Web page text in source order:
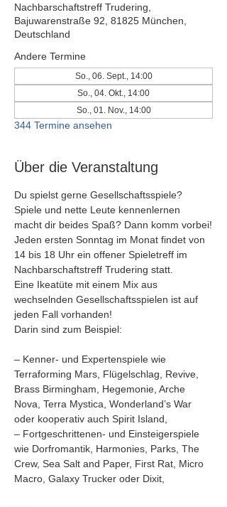
Nachbarschaftstreff Trudering,
Bajuwarenstraße 92, 81825 München,
Deutschland
Andere Termine
So., 06. Sept., 14:00
So., 04. Okt., 14:00
So., 01. Nov., 14:00
344 Termine ansehen
Über die Veranstaltung
Du spielst gerne Gesellschaftsspiele?
Spiele und nette Leute kennenlernen
macht dir beides Spaß? Dann komm vorbei!
Jeden ersten Sonntag im Monat findet von
14 bis 18 Uhr ein offener Spieletreff im
Nachbarschaftstreff Trudering statt.
Eine Ikeatüte mit einem Mix aus
wechselnden Gesellschaftsspielen ist auf
jeden Fall vorhanden!
Darin sind zum Beispiel:
– Kenner- und Expertenspiele wie
Terraforming Mars, Flügelschlag, Revive,
Brass Birmingham, Hegemonie, Arche
Nova, Terra Mystica, Wonderland’s War
oder kooperativ auch Spirit Island,
– Fortgeschrittenen- und Einsteigerspiele
wie Dorfromantik, Harmonies, Parks, The
Crew, Sea Salt and Paper, First Rat, Micro
Macro, Galaxy Trucker oder Dixit,